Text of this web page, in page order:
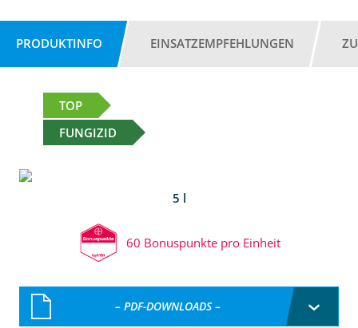
PRODUKTINFO EINSATZEMPFEHLUNGEN
TOP
FUNGIZID
5 l
60 Bonuspunkte pro Einheit
– PDF-DOWNLOADS –